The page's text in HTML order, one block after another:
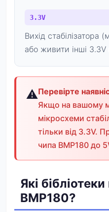
3.3V
Вихід стабілізатора
або живити інші 3.3V
Перевірте
Якщо на вашому
мікросхеми
тільки від 3.3V.
чипа BMP180 до
Які
BMP180?